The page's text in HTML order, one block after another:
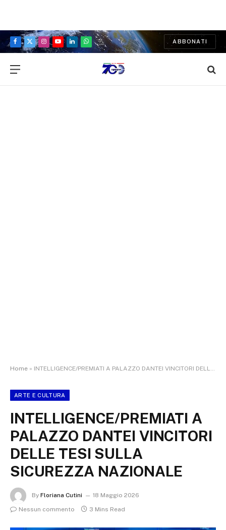
Facebook
X
Instagram
YouTubeLinkedInWhatsApp
ABBONATI
Home » INTELLIGENCE/PREMIATI A PALAZZO DANTEI VINCITORI DELLE TESI SULLA SICUREZZA NAZIONALE
ARTE E CULTURA
INTELLIGENCE/PREMIATI A
PALAZZO DANTEI VINCITORI
DELLE TESI SULLA
SICUREZZA NAZIONALE
By Floriana Cutini
18 Maggio 2026
Nessun commento
3 Mins Read